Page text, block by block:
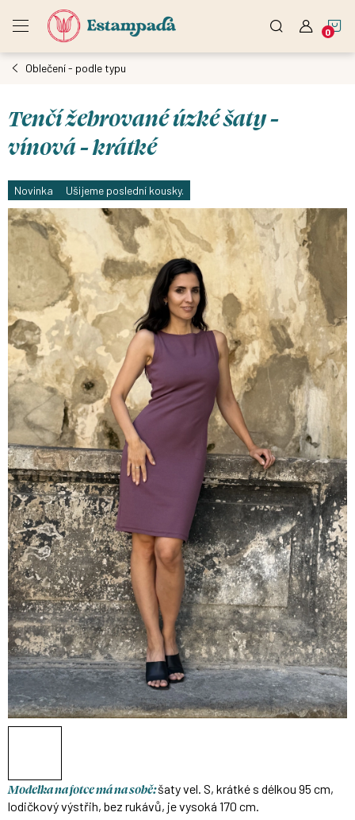
Oblečení - podle typu
Tenčí žebrované úzké šaty -
vínová - krátké
Novinka Ušijeme poslední kousky.
Modelka na fotce má na sobě:šaty vel. S, krátké s délkou 95 cm,
lodičkový výstřih, bez rukávů, je vysoká 170 cm.